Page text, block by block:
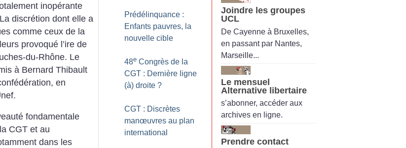
inopérante
discrétion dont elle a
comme ceux de la
provoqué l’ire de
du-Rhône. Le
à Bernard Thibault
en
fondamentale
CGT et au
dans les
Prédélinquance :
Enfants pauvres, la
nouvelle cible
48e Congrès de la
CGT : Dernière ligne
(à) droite ?
CGT : Discrètes
manœuvres au plan
international
Joindre les groupes
UCL
De Cayenne à Bruxelles,
en passant par Nantes,
Marseille...
Le mensuel
Alternative libertaire
s’abonner, accéder aux
archives en ligne.
Prendre contact